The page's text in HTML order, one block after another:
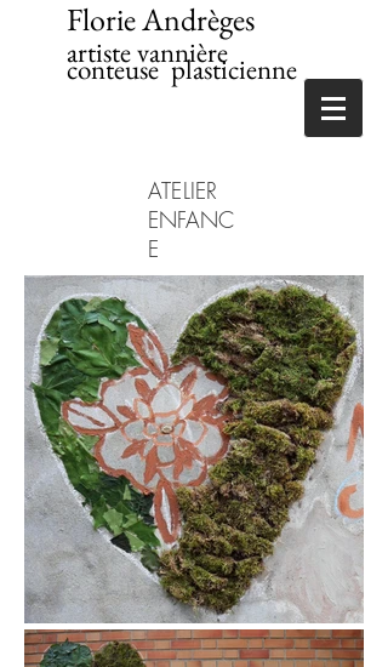
Florie Andrèges
artiste vannière
conteuse plasticienne
ATELIER
ENFANC
E